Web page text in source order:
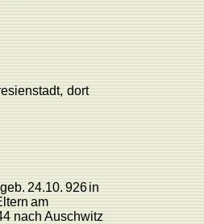
sienstadt, dort
geb. 24.10.926in
am
nachAuschwitz